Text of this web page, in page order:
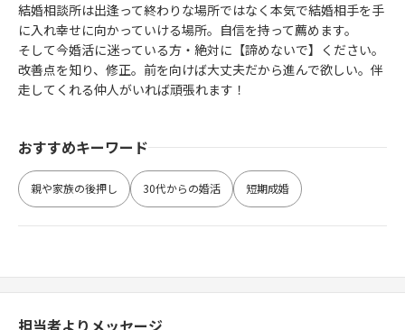
結婚相談所は出逢って終わりな場所ではなく本気で結婚相手を手
に入れ幸せに向かっていける場所。自信を持って薦めます。
そして今婚活に迷っている方・絶対に【諦めないで】ください。
改善点を知り、修正。前を向けば大丈夫だから進んで欲しい。伴
走してくれる仲人がいれば頑張れます！
おすすめキーワード
親や家族の後押し 30代からの婚活 短期成婚